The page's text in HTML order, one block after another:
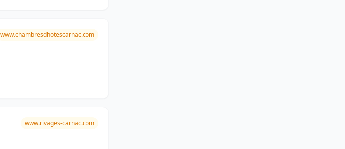
www.chambresdhotescarnac.com
www.rivages-carnac.com